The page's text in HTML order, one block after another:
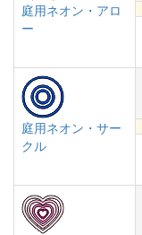
庭用ネオン・アロ
ー
庭用ネオン・サー
クル